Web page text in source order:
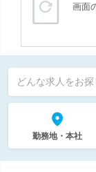
画面
どんな求人をお探
勤務地・本社